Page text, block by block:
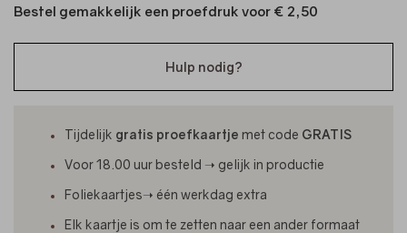
Bestel gemakkelijk een proefdruk voor € 2,50
Hulp nodig?
Tijdelijk gratis proefkaartje met code GRATIS
Voor 18.00 uur besteld ➝ gelijk in productie
Foliekaartjes➝ één werkdag extra
Elk kaartje is om te zetten naar een ander formaat